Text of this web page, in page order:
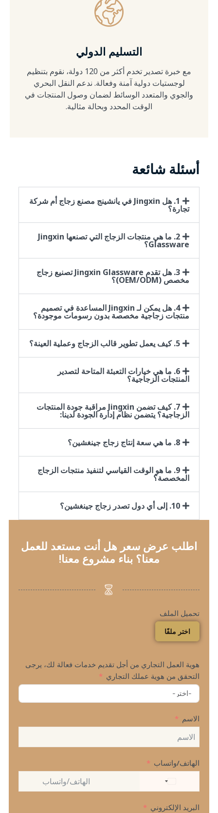
التسليم الدولي
مع خبرة تصدير تخدم أكثر من 120 دولة، نقوم بتنظيم
لوجستيات دولية آمنة وفعالة. ندعم النقل البحري
والجوي والمتعدد الوسائط لضمان وصول المنتجات في
الوقت المحدد وبحالة مثالية.
أسئلة شائعة
1. هل Jingxin في يانشينج مصنع زجاج أم شركة
تجارة؟
2. ما هي منتجات الزجاج التي تصنعها Jingxin
Glassware؟
3. هل تقدم Jingxin Glassware تصنيع زجاج
مخصص (OEM/ODM)؟
4. هل يمكن لـ Jingxin المساعدة في تصميم
منتجات زجاجية مخصصة بدون رسومات موجودة؟
5. كيف يعمل تطوير قالب الزجاج وعملية العينة؟
6. ما هي خيارات التعبئة المتاحة لتصدير
المنتجات الزجاجية؟
7. كيف تضمن Jingxin مراقبة جودة المنتجات
الزجاجية؟ يتضمن نظام إدارة الجودة لدينا:
8. ما هي سعة إنتاج زجاج جينغشين؟
9. ما هو الوقت القياسي لتنفيذ منتجات الزجاج
المخصصة؟
10. إلى أي دول تصدر زجاج جينغشين؟
اطلب عرض سعر هل أنت مستعد للعمل
معنا؟ بناء مشروع معنا!
تحميل الملف
اختر ملفًا
هوية العمل التجاري من أجل تقديم خدمات فعالة لك، يرجى
التحقق من هوية عملك التجاري
الاسم
الهاتف/واتساب
UNITED
STATES
البريد الإلكتروني